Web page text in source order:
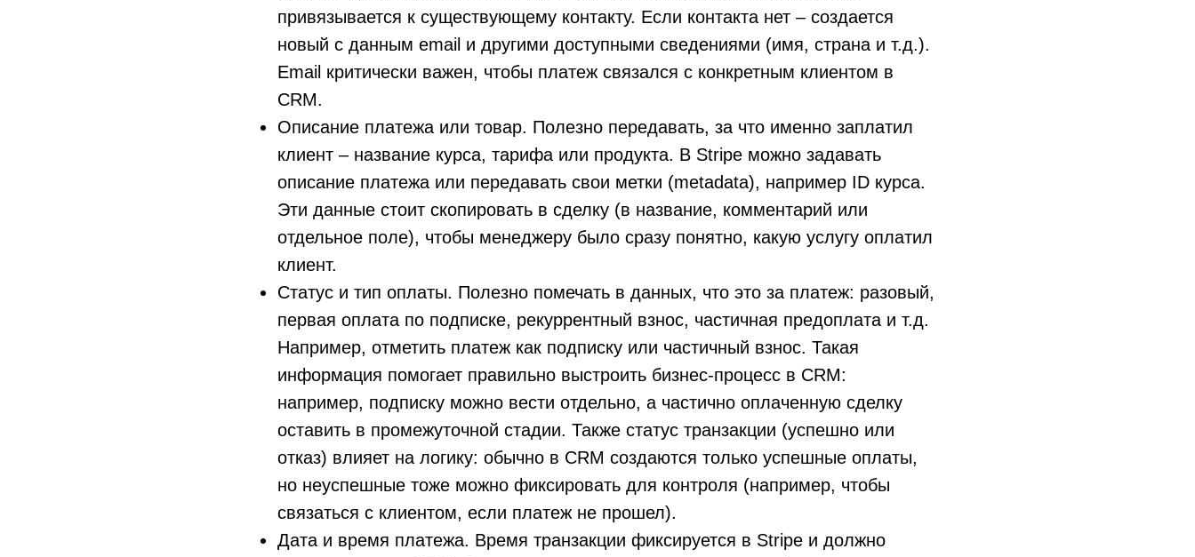
привязывается к существующему контакту. Если контакта нет – создается
новый с данным email и другими доступными сведениями (имя, страна и т.д.).
Email критически важен, чтобы платеж связался с конкретным клиентом в
CRM.
Описание платежа или товар. Полезно передавать, за что именно заплатил
клиент – название курса, тарифа или продукта. В Stripe можно задавать
описание платежа или передавать свои метки (metadata), например ID курса.
Эти данные стоит скопировать в сделку (в название, комментарий или
отдельное поле), чтобы менеджеру было сразу понятно, какую услугу оплатил
клиент.
Статус и тип оплаты. Полезно помечать в данных, что это за платеж: разовый,
первая оплата по подписке, рекуррентный взнос, частичная предоплата и т.д.
Например, отметить платеж как подписку или частичный взнос. Такая
информация помогает правильно выстроить бизнес-процесс в CRM:
например, подписку можно вести отдельно, а частично оплаченную сделку
оставить в промежуточной стадии. Также статус транзакции (успешно или
отказ) влияет на логику: обычно в CRM создаются только успешные оплаты,
но неуспешные тоже можно фиксировать для контроля (например, чтобы
связаться с клиентом, если платеж не прошел).
Дата и время платежа. Время транзакции фиксируется в Stripe и должно